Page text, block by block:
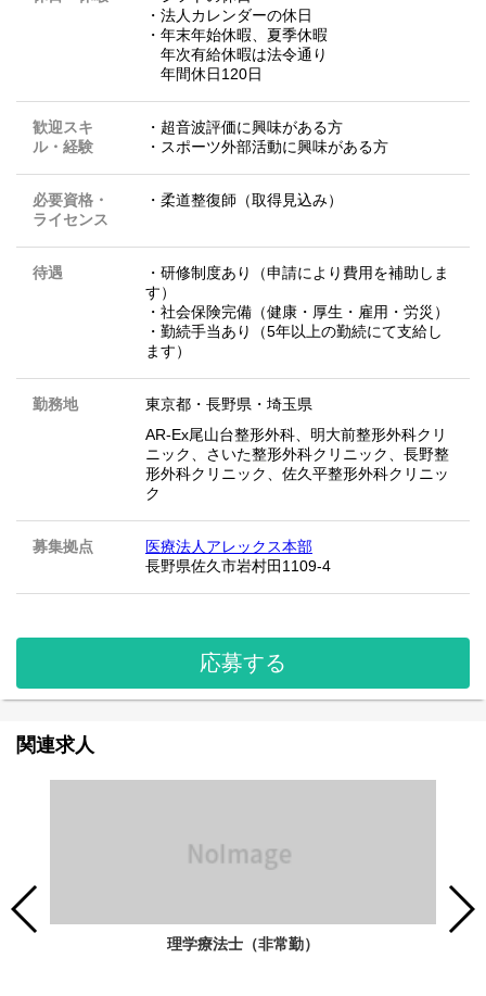
・法人カレンダーの休日
・年末年始休暇、夏季休暇
年次有給休暇は法令通り
年間休日120日
歓迎スキ
ル・経験
・超音波評価に興味がある方
・スポーツ外部活動に興味がある方
必要資格・
ライセンス
・柔道整復師（取得見込み）
待遇
・研修制度あり（申請により費用を補助しま
す）
・社会保険完備（健康・厚生・雇用・労災）
・勤続手当あり（5年以上の勤続にて支給し
ます）
勤務地 東京都 ・ 長野県 ・ 埼玉県
AR-Ex尾山台整形外科、明大前整形外科クリ
ニック、さいた整形外科クリニック、長野整
形外科クリニック、佐久平整形外科クリニッ
ク
募集拠点
医療法人アレックス本部
長野県佐久市岩村田1109-4
応募する
関連求人
理学療法士（非常勤）